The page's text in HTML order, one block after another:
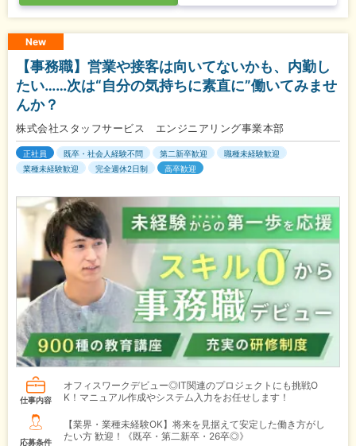
New
【事務職】営業や接客は向いてないかも、内勤し
たい……次は“自分の気持ちに素直に”働いてみませ
んか？
株式会社スタッフサービス エンジニアリング事業本部
正社員 既卒・社会人経験不問 第二新卒歓迎
職種未経験歓迎
業種未経験歓迎
完全週休2日制 高卒歓迎
仕事内容
オフィスワークデビュー◎IT関連のプロジェクトにも挑戦O
K！マニュアル作成やシステム入力をお任せします！
応募条件
【業界・業種未経験OK】将来を見据えて安定した働き方がし
たい方 歓迎！《既卒・第二新卒・26卒◎》